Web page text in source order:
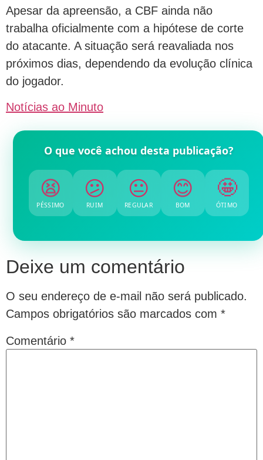
Apesar da apreensão, a CBF ainda não
trabalha oficialmente com a hipótese de corte
do atacante. A situação será reavaliada nos
próximos dias, dependendo da evolução clínica
do jogador.
Notícias ao Minuto
O que você achou desta publicação?
😫
PÉSSIMO
😕
RUIM
😐
REGULAR
😊
BOM
🤩
ÓTIMO
Deixe um comentário
O seu endereço de e-mail não será publicado.
Campos obrigatórios são marcados com *
Comentário *